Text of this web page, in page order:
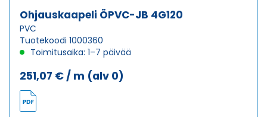
Ohjauskaapeli ÖPVC-JB 4G120
PVC
Tuotekoodi 1000360
Toimitusaika: 1–7 päivää
251,07 € / m (alv 0)